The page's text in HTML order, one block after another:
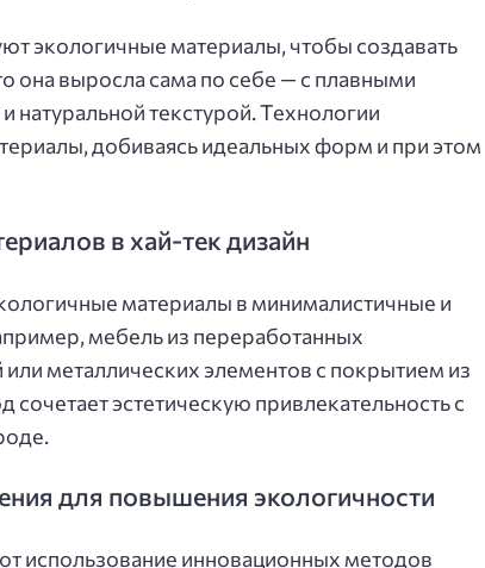
экологичные материалы, чтобы создавать
она выросла сама по себе — с плавными
текстурой. Технологии
добиваясь идеальных форм и при этом
в хай-тек дизайн
материалы в минималистичные и
мебель из переработанных
металлических элементов с покрытием из
эстетическую привлекательность с
для повышения экологичности
использование инновационных методов